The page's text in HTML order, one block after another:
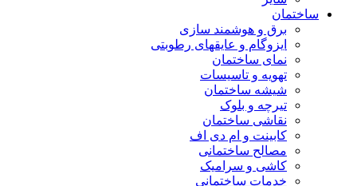
ساختمان
برق و هوشمند سازی
ایزوگام و عایقهای رطوبتی
نمای ساختمان
تهویه و تاسیسات
شیشه ساختمان
تیرچه و بلوک
نقاشی ساختمان
کابینت و ام دی اف
مصالح ساختمانی
کاشی و سرامیک
خدمات ساختمانی